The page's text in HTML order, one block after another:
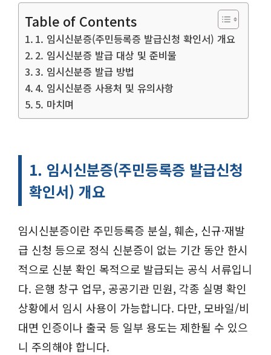
Table of Contents
1. 임시신분증(주민등록증 발급신청 확인서) 개요
2. 임시신분증 발급 대상 및 준비물
3. 임시신분증 발급 방법
4. 임시신분증 사용처 및 유의사항
5. 마치며
1. 임시신분증(주민등록증 발급신청
확인서) 개요
임시신분증이란 주민등록증 분실, 훼손, 신규·재발
급 신청 등으로 정식 신분증이 없는 기간 동안 한시
적으로 신분 확인 목적으로 발급되는 공식 서류입니
다. 은행 창구 업무, 공공기관 민원, 각종 실명 확인
상황에서 임시 사용이 가능합니다. 다만, 모바일/비
대면 인증이나 출국 등 일부 용도는 제한될 수 있으
니 주의해야 합니다.